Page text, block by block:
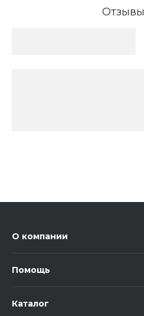
Отзывы
О компании
Помощь
Каталог